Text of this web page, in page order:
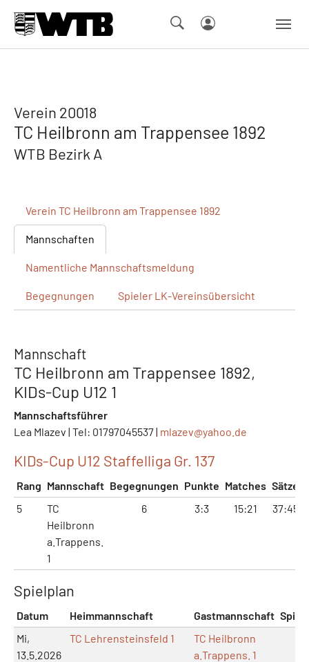
Verein 20018
TC Heilbronn am Trappensee 1892
WTB Bezirk A
Verein TC Heilbronn am Trappensee 1892
Mannschaften
Namentliche Mannschaftsmeldung
Begegnungen Spieler LK-Vereinsübersicht
Mannschaft
TC Heilbronn am Trappensee 1892,
KIDs-Cup U12 1
Mannschaftsführer
Lea Mlazev | Tel: 01797045537 | mlazev@yahoo.de
KIDs-Cup U12 Staffelliga Gr. 137
Rang Mannschaft Begegnungen Punkte Matches Sätze
5
TC
Heilbronn
a.Trappens.
1
6 3:3 15:21 37:45
Spielplan
Datum Heimmannschaft Gastmannschaft
Mi,
13.5.2026
TC Lehrensteinsfeld 1
TC Heilbronn
a.Trappens. 1